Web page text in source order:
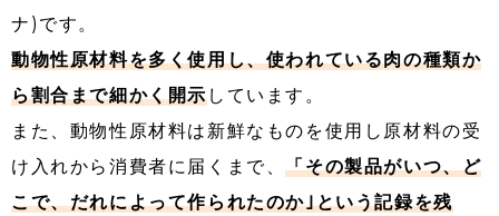
ナ)です。
動物性原材料を多く使用し、使われている肉の種類か
ら割合まで細かく開示しています。
また、動物性原材料は新鮮なものを使用し原材料の受
け入れから消費者に届くまで、「その製品がいつ、ど
こで、だれによって作られたのか｣という記録を残